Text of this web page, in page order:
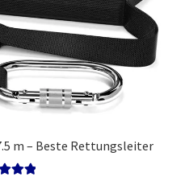
m – Beste Rettungsleiter